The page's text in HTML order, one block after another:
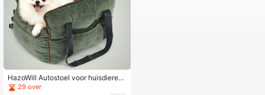
HazoWill Autostoel voor huisdieren,
geschikt voor katten en honden - D
29 over